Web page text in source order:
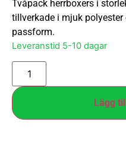
Tvåpack herrboxers i
tillverkade i mjuk
passform.
Leveranstid 5-10 dagar
Lägg